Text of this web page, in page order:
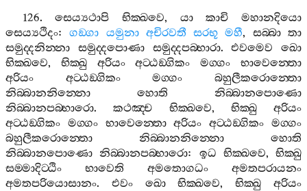
126.සෙය්‍යථාපි භික‍්ඛවෙ, යා කාචි
මහානදියො
සෙය්‍යථිදං:ගඞ‍්ගා යමුනා අචිරවතී සරභූ මහී, සබ‍්බා තා
සමුද‍්දනින‍්නා
සමුද‍්දපොණා සමුද‍්දපබ‍්භාරා.එවමෙව
ඛො
භික‍්ඛවෙ, භික‍්ඛු අරියං අට‍්ඨඞ‍්ගිකං මග‍්ගං
භාවෙන‍්තො
අරියං
අට‍්ඨඞ‍්ගිකං මග‍්ගං
බහුලීකරොන‍්තො
නිබ‍්බානනින‍්නො
හොති
නිබ‍්බානපොණො
නිබ‍්බානපබ‍්භාරො.කථඤ‍්ච භික‍්ඛවෙ, භික‍්ඛු
අරියං
අට‍්ඨඞ‍්ගිකං මග‍්ගං භාවෙන‍්තො අරියං අට‍්ඨඞ‍්ගිකං මග‍්ගං
බහුලීකරොන‍්තො
නිබ‍්බානනින‍්නො
හොති
නිබ‍්බානපොණො නිබ‍්බානපබ‍්භාරො: ඉධ භික‍්ඛවෙ, භික‍්ඛු
සම‍්මාදිට‍්ඨිං
භාවෙති අමතොගධං
අමතපරායනං
අමතපරියොසානං. එවං ඛො භික‍්ඛවෙ,භික‍්ඛු
අරියං